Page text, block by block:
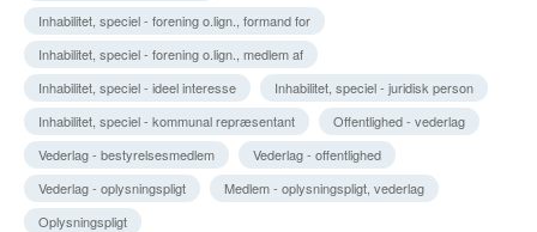
Inhabilitet, speciel - forening o.lign., formand for
Inhabilitet, speciel - forening o.lign., medlem af
Inhabilitet, speciel - ideel interesse
Inhabilitet, speciel - juridisk person
Inhabilitet, speciel - kommunal repræsentant
Offentlighed - vederlag
Vederlag - bestyrelsesmedlem
Vederlag - offentlighed
Vederlag - oplysningspligt
Medlem - oplysningspligt, vederlag
Oplysningspligt